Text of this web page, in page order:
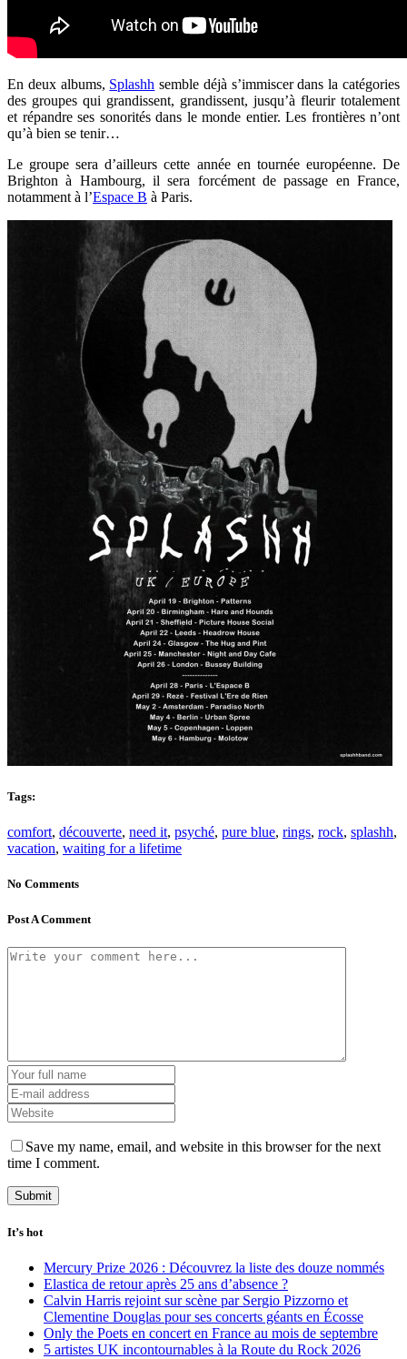
En deux albums, Splashh semble déjà s’immiscer dans la catégories
des groupes qui grandissent, grandissent, jusqu’à fleurir totalement
et répandre ses sonorités dans le monde entier. Les frontières n’ont
qu’à bien se tenir…
Le groupe sera d’ailleurs cette année en tournée européenne. De
Brighton à Hambourg, il sera forcément de passage en France,
notamment à l’Espace B à Paris.
Tags:
comfort, découverte, need it, psyché, pure blue, rings, rock, splashh,
vacation, waiting for a lifetime
No Comments
Post A Comment
Save my name, email, and website in this browser for the next
time I comment.
It’s hot
Mercury Prize 2026 : Découvrez la liste des douze nommés
Elastica de retour après 25 ans d’absence ?
Calvin Harris rejoint sur scène par Sergio Pizzorno et
Clementine Douglas pour ses concerts géants en Écosse
Only the Poets en concert en France au mois de septembre
5 artistes UK incontournables à la Route du Rock 2026